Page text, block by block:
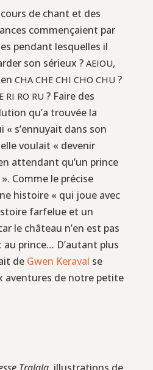
de chant et des
commençaient par
pendant lesquelles il
son sérieux ? AEIOU,
CHA CHE CHI CHO CHU?
RI RO RU? Faire des
qu’a trouvée la
« s’ennuyait dans son
voulait « devenir
attendant qu’un prince
Comme le précise
histoire « qui joue avec
farfelue et un
le château n’en est pas
prince… D’autant plus
de Gwen Keraval se
aventures de notre petite